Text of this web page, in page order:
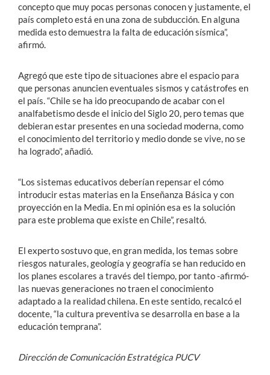
concepto que muy pocas personas conocen y justamente, el
país completo está en una zona de subducción. En alguna
medida esto demuestra la falta de educación sísmica”,
afirmó.
Agregó que este tipo de situaciones abre el espacio para
que personas anuncien eventuales sismos y catástrofes en
el país. “Chile se ha ido preocupando de acabar con el
analfabetismo desde el inicio del Siglo 20, pero temas que
debieran estar presentes en una sociedad moderna, como
el conocimiento del territorio y medio donde se vive, no se
ha logrado”, añadió.
“Los sistemas educativos deberían repensar el cómo
introducir estas materias en la Enseñanza Básica y con
proyección en la Media. En mi opinión esa es la solución
para este problema que existe en Chile”, resaltó.
El experto sostuvo que, en gran medida, los temas sobre
riesgos naturales, geología y geografía se han reducido en
los planes escolares a través del tiempo, por tanto -afirmó-
las nuevas generaciones no traen el conocimiento
adaptado a la realidad chilena. En este sentido, recalcó el
docente, “la cultura preventiva se desarrolla en base a la
educación temprana”.
Dirección de Comunicación Estratégica PUCV